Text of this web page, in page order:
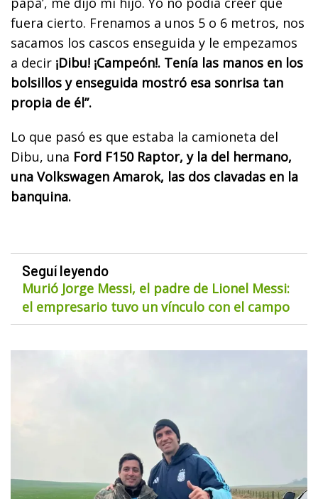
fuera cierto. Frenamos a unos 5 o 6 metros, nos
sacamos los cascos enseguida y le empezamos
a decir ¡Dibu! ¡Campeón!. Tenía las manos en los
bolsillos y enseguida mostró esa sonrisa tan
propia de él”.
Lo que pasó es que estaba la camioneta del
Dibu, una Ford F150 Raptor, y la del hermano,
una Volkswagen Amarok, las dos clavadas en la
banquina.
Seguí leyendo
Murió Jorge Messi, el padre de Lionel Messi:
el empresario tuvo un vínculo con el campo